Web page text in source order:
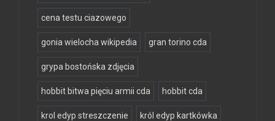
cena testu ciazowego
gonia wielocha wikipedia gran torino cda
grypa bostońska zdjęcia
hobbit bitwa pięciu armii cda hobbit cda
krol edyp streszczenie król edyp kartkówka